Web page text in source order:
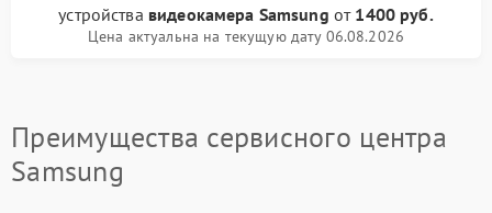
устройства видеокамера Samsung от 1400 руб.
Цена актуальна на текущую дату 06.08.2026
Преимущества сервисного центра
Samsung